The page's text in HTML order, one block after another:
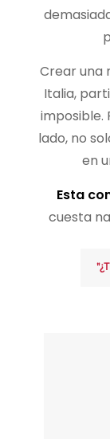
Crear una
Italia,
imposible.
lado, no
en
Esta
cuesta